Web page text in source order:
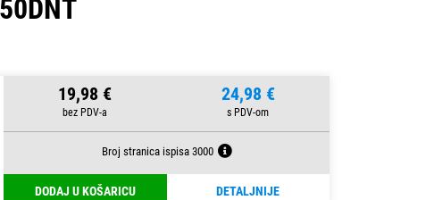
19,98 € 24,98 €
Broj stranica ispisa 3000
DODAJ U KOŠARICU DETALJNIJE